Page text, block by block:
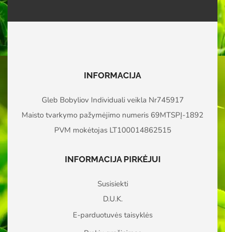
INFORMACIJA
Gleb Bobyliov Individuali veikla Nr745917
Maisto tvarkymo pažymėjimo numeris 69MTSPĮ-1892
PVM mokėtojas LT100014862515
INFORMACIJA PIRKĖJUI
Susisiekti
D.U.K.
E-parduotuvės taisyklės